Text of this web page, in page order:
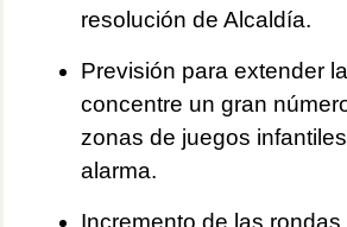
resolución de Alcaldía.
Previsión para extender
concentre un gran
zonas de juegos
alarma.
Incremento de las